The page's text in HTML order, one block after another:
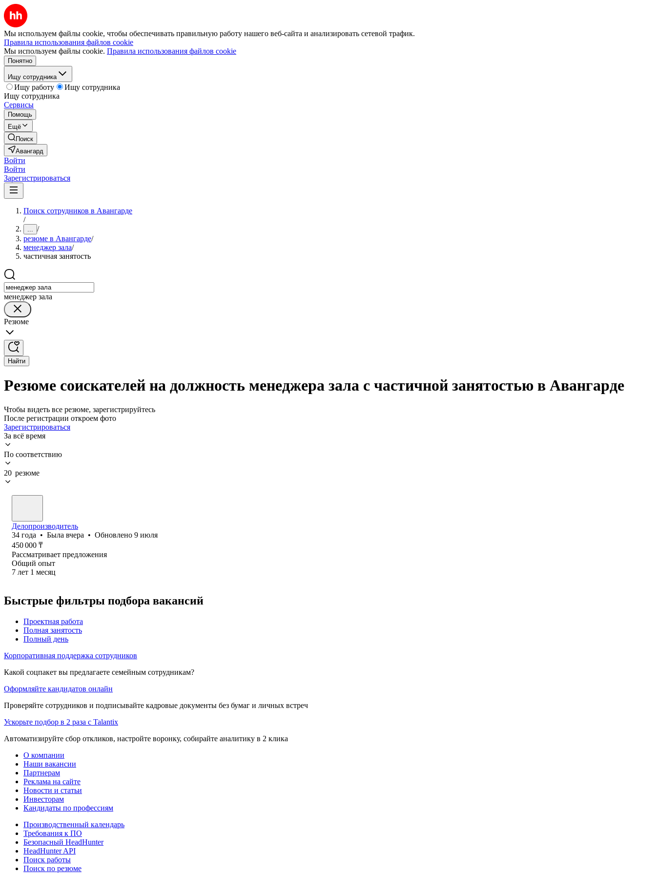
Мы используем файлы cookie, чтобы обеспечивать правильную работу нашего веб-сайта и анализировать сетевой трафик.
Правила использования файлов cookie
Мы используем файлы cookie. Правила использования файлов cookie
Понятно
Ищу сотрудника
Ищу работу
Ищу сотрудника
Ищу сотрудника
Сервисы
Помощь
Ещё
Поиск
Авангард
Войти
Войти
Зарегистрироваться
Поиск сотрудников в Авангарде
/
... /
резюме в Авангарде/
менеджер зала/
частичная занятость
менеджер зала
Резюме
Найти
Резюме соискателей на должность менеджера зала с частичной занятостью в Авангарде
Чтобы видеть все резюме, зарегистрируйтесь
После регистрации откроем фото
Зарегистрироваться
За всё время
По соответствию
20 резюме
Делопроизводитель
34 года • Была вчера • Обновлено 9 июля
450 000 ₸
Рассматривает предложения
Общий опыт
7 лет 1 месяц
Быстрые фильтры подбора вакансий
Проектная работа
Полная занятость
Полный день
Корпоративная поддержка сотрудников
Какой соцпакет вы предлагаете семейным сотрудникам?
Оформляйте кандидатов онлайн
Проверяйте сотрудников и подписывайте кадровые документы без бумаг и личных встреч
Ускорьте подбор в 2 раза с Talantix
Автоматизируйте сбор откликов, настройте воронку, собирайте аналитику в 2 клика
О компании
Наши вакансии
Партнерам
Реклама на сайте
Новости и статьи
Инвесторам
Кандидаты по профессиям
Производственный календарь
Требования к ПО
Безопасный HeadHunter
HeadHunter API
Поиск работы
Поиск по резюме